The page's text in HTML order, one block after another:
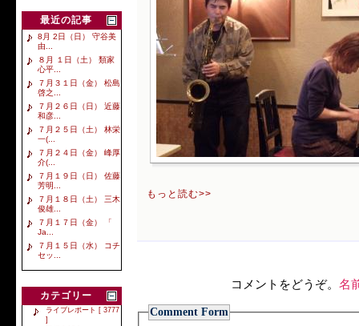
最近の記事
8月 2日（日） 守谷美
由...
８月 １日（土） 類家
心平...
７月３１日（金） 松島
啓之...
７月２６日（日） 近藤
和彦...
７月２５日（土） 林栄
一(...
７月２４日（金） 峰厚
介(...
７月１９日（日） 佐藤
芳明...
７月１８日（土） 三木
俊雄...
７月１７日（金） 「
Ja...
７月１５日（水） コチ
セッ...
カテゴリー
ライブレポート [ 3777
]
もっと読む>>
コメントをどうぞ。 名
Comment Form